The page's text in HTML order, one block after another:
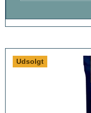
Udsolgt